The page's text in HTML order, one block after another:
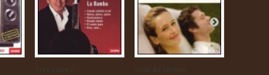
Trini Lopez... Stop au Stress